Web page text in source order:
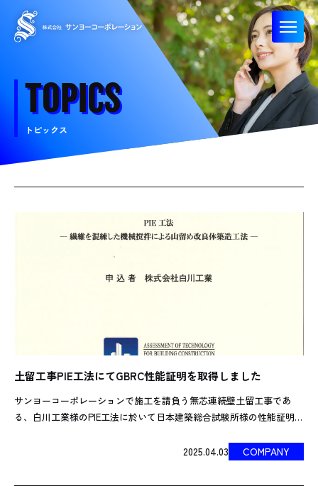
TOPICS
トピックス
土留工事PIE工法にてGBRC性能証明を取得しました
サンヨーコーポレーションで施工を請負う無芯連続壁土留工事であ
る、白川工業様のPIE工法に於いて日本建築総合試験所様の性能証明を
2025.04.03 COMPANY